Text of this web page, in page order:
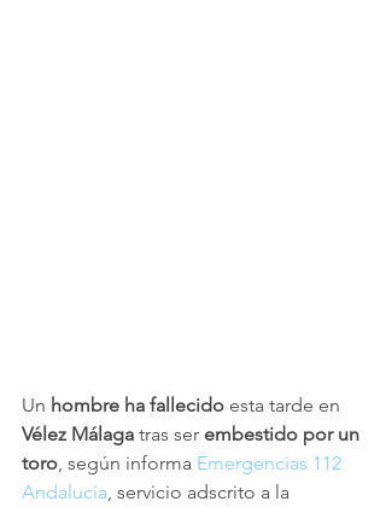
Un hombre ha fallecido esta tarde en
Vélez Málaga tras ser embestido por un
toro , según informa Emergencias 112
Andalucía , servicio adscrito a la